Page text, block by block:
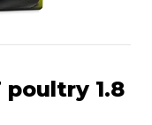
poultry 1.8